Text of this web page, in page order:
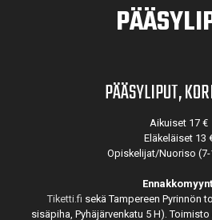
PÄÄSYLIPUT,
Aikuiset 17 €
Eläkeläiset 13
Opiskelijat/Nuoriso (7-
Tiketti.fi sekä Tampereen Pyrinnön
sisäpiha, Pyhäjärvenkatu 5 H).